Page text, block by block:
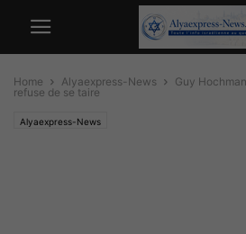
Home Alyaexpress-News
Guy
refuse de se taire
Alyaexpress-News